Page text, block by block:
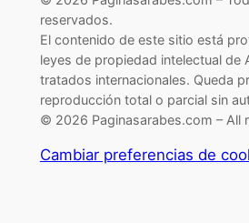
reservados.
El contenido de este sitio está
leyes de propiedad intelectual de
tratados internacionales. Queda
reproducción total o parcial sin
© 2026 Paginasarabes.com – All
Cambiar preferencias de